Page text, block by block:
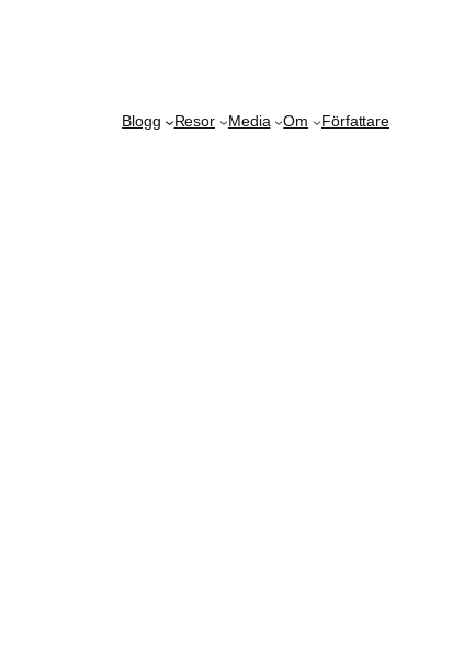
Blogg Resor Media Om Författare